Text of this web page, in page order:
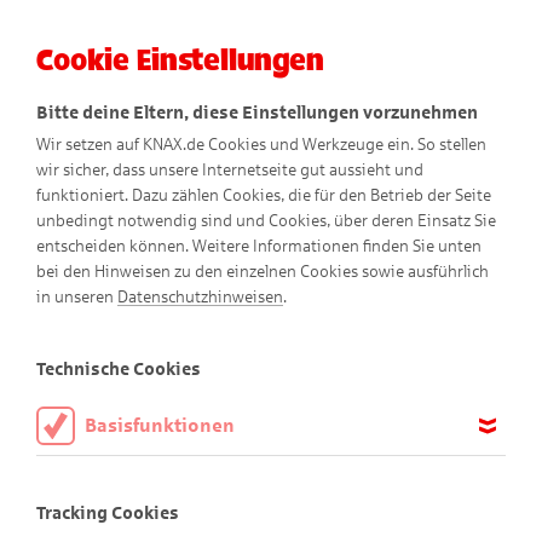
Mal dir die KNAX-Welt bunt!
Cookie Einstellungen
Bitte deine Eltern, diese Einstellungen vorzunehmen
Wir setzen auf KNAX.de Cookies und Werkzeuge ein. So stellen
wir sicher, dass unsere Internetseite gut aussieht und
funktioniert. Dazu zählen Cookies, die für den Betrieb der Seite
unbedingt notwendig sind und Cookies, über deren Einsatz Sie
entscheiden können. Weitere Informationen finden Sie unten
bei den Hinweisen zu den einzelnen Cookies sowie ausführlich
in unseren Datenschutzhinweisen.
Technische Cookies
Basisfunktionen
aktiviert sein.
Tracking Cookies